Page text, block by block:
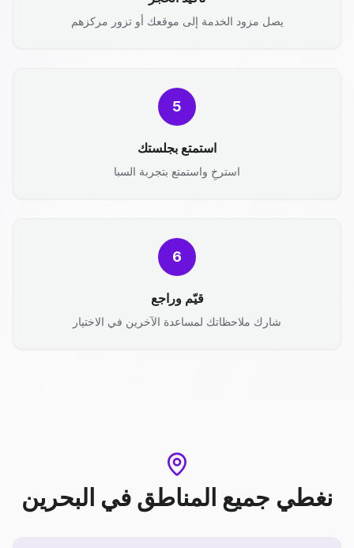
يصل مزود الخدمة إلى موقعك أو تزور مركزهم
5
استمتع بجلستك
استرخِ واستمتع بتجربة السبا
6
قيّم وراجع
شارك ملاحظاتك لمساعدة الآخرين في الاختيار
نغطي جميع المناطق في البحرين